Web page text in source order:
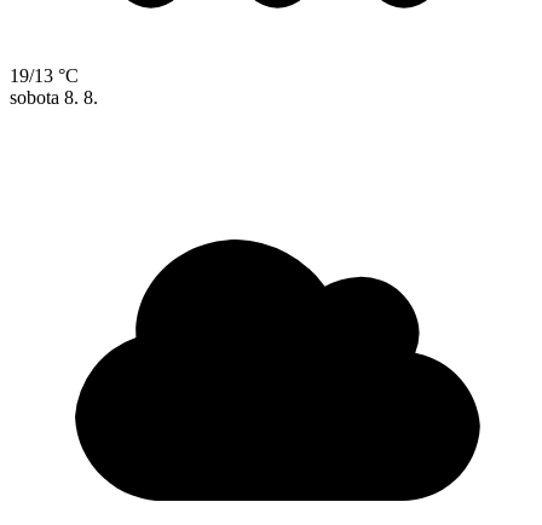
19/13 °C
sobota 8. 8.